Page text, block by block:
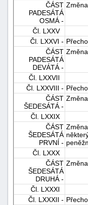
ČÁST
PADESÁTÁ
OSMÁ -
Čl. LXXV
Čl. LXXVI -
ČÁST
PADESÁTÁ
DEVÁTÁ -
Čl. LXXVII
Čl. LXXVIII -
ČÁST
ŠEDESÁTÁ -
Čl. LXXIX
ČÁST
ŠEDESÁTÁ
PRVNÍ -
Čl. LXXX
ČÁST
ŠEDESÁTÁ
DRUHÁ -
Čl. LXXXI
Čl. LXXXII -